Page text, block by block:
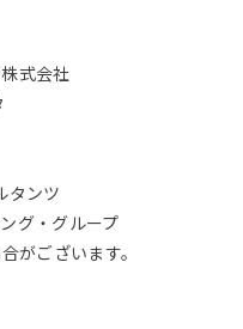
式会社
タンツ
グ・グループ
がございます。